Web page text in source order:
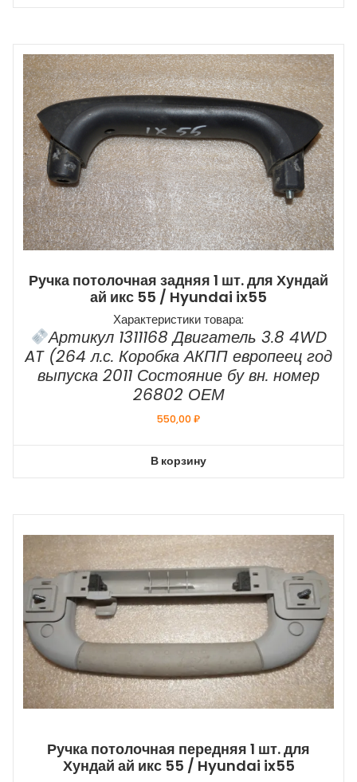
Ручка потолочная задняя 1 шт. для Хундай
ай икс 55 / Hyundai ix55
Характеристики товара:
Артикул 1311168 Двигатель 3.8 4WD
AT (264 л.с. Коробка АКПП европеец год
выпуска 2011 Состояние бу вн. номер
26802 ОЕМ
550,00₽
В корзину
Ручка потолочная передняя 1 шт. для
Хундай ай икс 55 / Hyundai ix55